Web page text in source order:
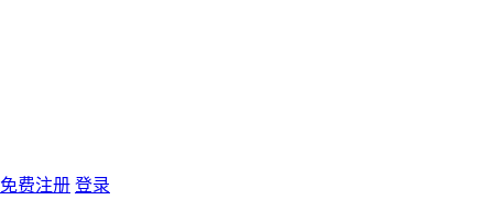
免费注册 登录